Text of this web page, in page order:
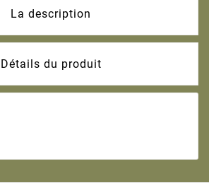
La description
Détails du produit